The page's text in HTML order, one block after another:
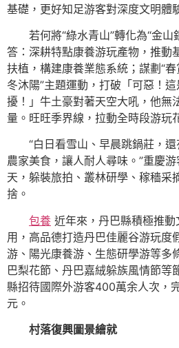
基礎，更好知足游客對深度文明體
若何將“綠水青山”轉化為“金
答：深耕特點康養游玩產物，推動
扶植，構建康養業態系統；謀劃“
冬沐陽”主題運動，打破「可惡！
擾！」牛土豪對著天空大吼，他無
量。旺旺季界線，拉動全時段游玩
“白日看雪山、早晨跳鍋莊，
農家美食，讓人耐人尋味。”重慶
天，躲裝旅拍、叢林研學、稼穡采
捨。
包養 近年來，丹巴縣積極推
用，高品德打造丹巴佳麗谷游玩度
游、陽光康養游、生態研學游等多
巴梨花節、丹巴嘉絨躲族風情節
縣招待國際外游客400萬余人次，
元。
村落復興圖景繪就